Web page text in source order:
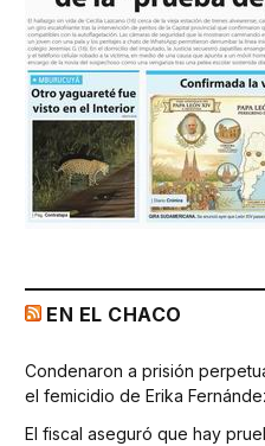
EN EL CHACO
Condenaron a prisión
el femicidio de Erika
El fiscal aseguró que hay